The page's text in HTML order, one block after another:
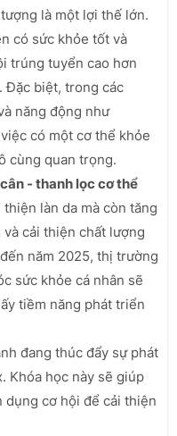
là một lợi thế lớn.
có sức khỏe tốt và
trúng tuyển cao hơn
Đặc biệt, trong các
năng động như
có một cơ thể khỏe
cùng quan trọng.
- thanh lọc cơ thể
làn da mà còn tăng
cải thiện chất lượng
năm 2025, thị trường
sức khỏe cá nhân sẽ
tiềm năng phát triển
đang thúc đẩy sự phát
Khóa học này sẽ giúp
dụng cơ hội để cải thiện